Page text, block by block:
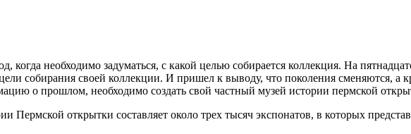
когда необходимо задуматься, с какой целью собирается коллекция. На
собирания своей коллекции. И пришел к выводу, что поколения сменяются, а
о прошлом, необходимо создать свой частный музей истории пермской
Пермской открытки составляет около трех тысяч экспонатов, в которых